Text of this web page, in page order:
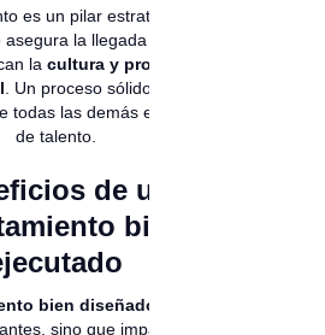
es un pilar estratégico de
la llegada de perfiles
la cultura y propósito
. Un proceso sólido maximiza
todas las demás estrategias
de talento.
de un
bien
bien diseñado
sino que impacta